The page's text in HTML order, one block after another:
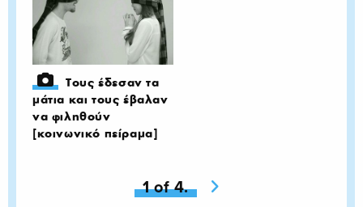
Τους έδεσαν τα
μάτια και τους έβαλαν
να φιληθούν
[κοινωνικό πείραμα]
You're on page
1 of 4. Next page